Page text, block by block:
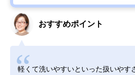
おすすめポイント
軽くて洗いやすいといった扱いやす